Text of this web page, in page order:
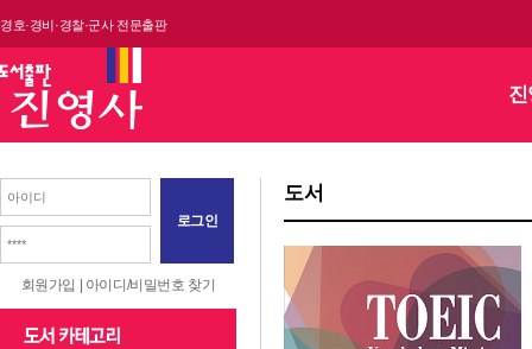
경호·경비·경찰·군사 전문출판
로그인
회원가입 아이디/비밀번호 찾기
도서